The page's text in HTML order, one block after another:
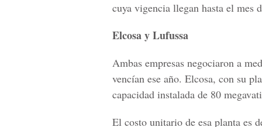
cuya vigencia llegan hasta el mes
Elcosa y Lufussa
Ambas empresas negociaron a
vencían ese año. Elcosa, con su
capacidad instalada de 80
El costo unitario de esa planta es